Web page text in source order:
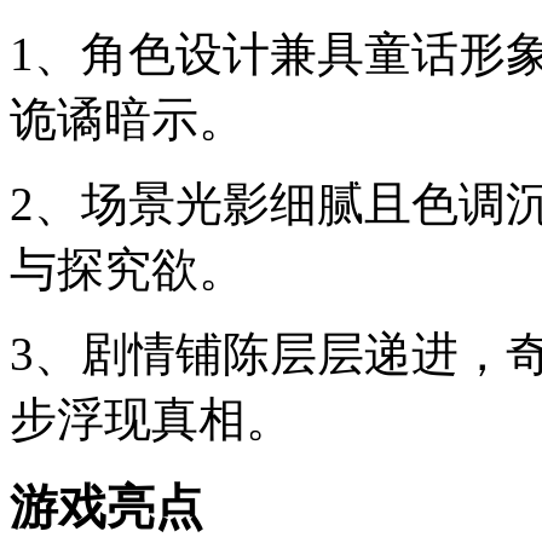
1、角色设计兼具童话形
诡谲暗示。
2、场景光影细腻且色调
与探究欲。
3、剧情铺陈层层递进，
步浮现真相。
游戏亮点